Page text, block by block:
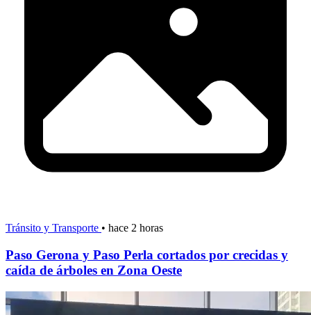
Tránsito y Transporte • hace 2 horas
Paso Gerona y Paso Perla cortados por crecidas y
caída de árboles en Zona Oeste